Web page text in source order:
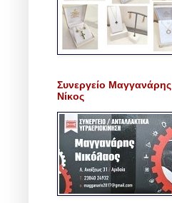
Συνεργείο Μαγγανάρης
Νίκος